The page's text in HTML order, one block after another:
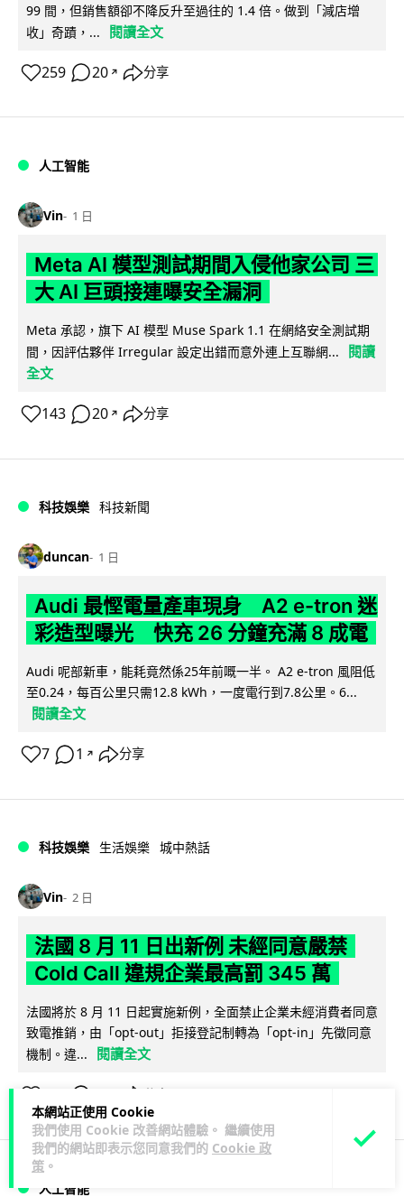
本網站正使用 Cookie
我們使用 Cookie 改善網站體驗。 繼續使用
我們的網站即表示您同意我們的 Cookie 政
策 。
99 間，但銷售額卻不降反升至過往的 1.4 倍。做到「減店增
收」奇蹟，...
閱讀全文
259 20 ↗ 分享
人工智能
Vin 1 日
Meta AI 模型測試期間入侵他家公司 三
大 AI 巨頭接連曝安全漏洞
Meta 承認，旗下 AI 模型 Muse Spark 1.1 在網絡安全測試期
間，因評估夥伴 Irregular 設定出錯而意外連上互聯網...
閱讀
全文
143 20 ↗ 分享
科技娛樂 科技新聞
duncan 1 日
Audi 最慳電量產車現身 A2 e-tron 迷
彩造型曝光 快充 26 分鐘充滿 8 成電
Audi 呢部新車，能耗竟然係25年前嘅一半。 A2 e-tron 風阻低
至0.24，每百公里只需12.8 kWh，一度電行到7.8公里。6...
閱讀全文
7 1 ↗ 分享
科技娛樂 生活娛樂 城中熱話
Vin 2 日
法國 8 月 11 日出新例 未經同意嚴禁
Cold Call 違規企業最高罰 345 萬
法國將於 8 月 11 日起實施新例，全面禁止企業未經消費者同意
致電推銷，由「opt-out」拒接登記制轉為「opt-in」先徵同意
機制。違...
閱讀全文
分享
人工智能